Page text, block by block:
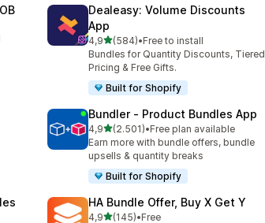
Dealeasy: Volume Discounts
App
4,9de 5 estrelas
(584)
584 total de avaliações
•Free to install
Bundles for Quantity Discounts, Tiered
Pricing & Free Gifts.
Built for Shopify
Bundler ‑ Product Bundles App
4,9de 5 estrelas
(2.501)
2501 total de avaliações
•Free plan available
Earn more with bundle offers, bundle
upsells & quantity breaks
Built for Shopify
HA Bundle Offer, Buy X Get Y
4,9de 5 estrelas
(145)•Free